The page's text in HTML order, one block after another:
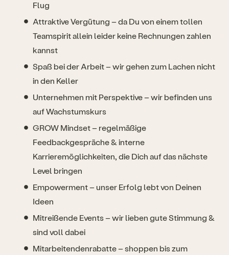
Flug
Attraktive Vergütung – da Du von einem tollen
Teamspirit allein leider keine Rechnungen zahlen
kannst
Spaß bei der Arbeit – wir gehen zum Lachen nicht
in den Keller
Unternehmen mit Perspektive – wir befinden uns
auf Wachstumskurs
GROW Mindset – regelmäßige
Feedbackgespräche & interne
Karrieremöglichkeiten, die Dich auf das nächste
Level bringen
Empowerment – unser Erfolg lebt von Deinen
Ideen
Mitreißende Events – wir lieben gute Stimmung &
sind voll dabei
Mitarbeitendenrabatte – shoppen bis zum